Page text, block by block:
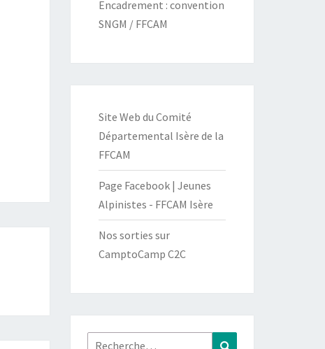
Encadrement : convention
SNGM / FFCAM
Site Web du Comité
Départemental Isère de la
FFCAM
Page Facebook | Jeunes
Alpinistes - FFCAM Isère
Nos sorties sur
CamptoCamp C2C
Rechercher :